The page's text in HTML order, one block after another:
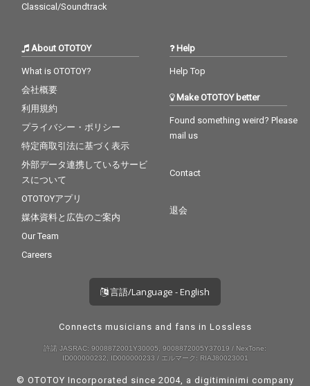
Classical/Soundtrack
About OTOTOY
What is OTOTOY?
会社概要
利用規約
プライバシー・ポリシー
特定商取引法に基づく表示
外部データ連携しているサービ
スについて
OTOTOYアプリ
媒体資料と広告のご案内
Our Team
Careers
Help
Help Top
Make OTOTOY better
Found something weird? Please
mail us
Contact
退会
言語/Language - English
Connects musicians and fans in Lossless
許諾 JASRAC: 9008872001Y30005, 9008872005Y37019 / NexTone:
ID000000232, ID000000233 / エルマーク: RIAJ80023001
© OTOTOY Incorporated since 2004, a digitiminimi company